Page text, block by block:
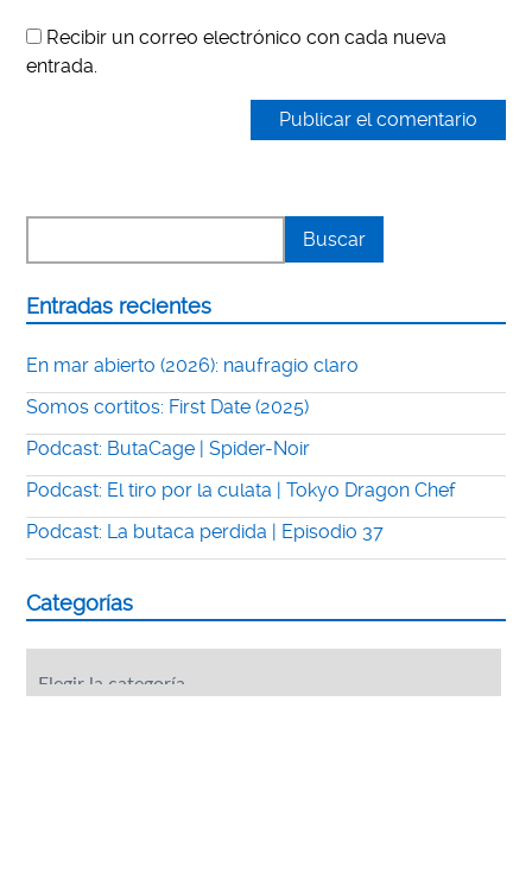
Recibir un correo electrónico con cada nueva
entrada.
Entradas recientes
En mar abierto (2026): naufragio claro
Somos cortitos: First Date (2025)
Podcast: ButaCage | Spider-Noir
Podcast: El tiro por la culata | Tokyo Dragon Chef
Podcast: La butaca perdida | Episodio 37
Categorías